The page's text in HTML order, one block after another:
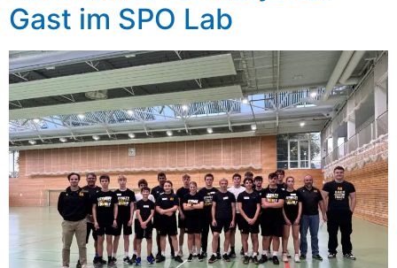
Gast im SPO Lab